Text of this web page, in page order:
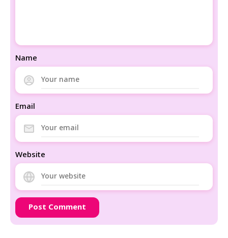
Name
Email
Website